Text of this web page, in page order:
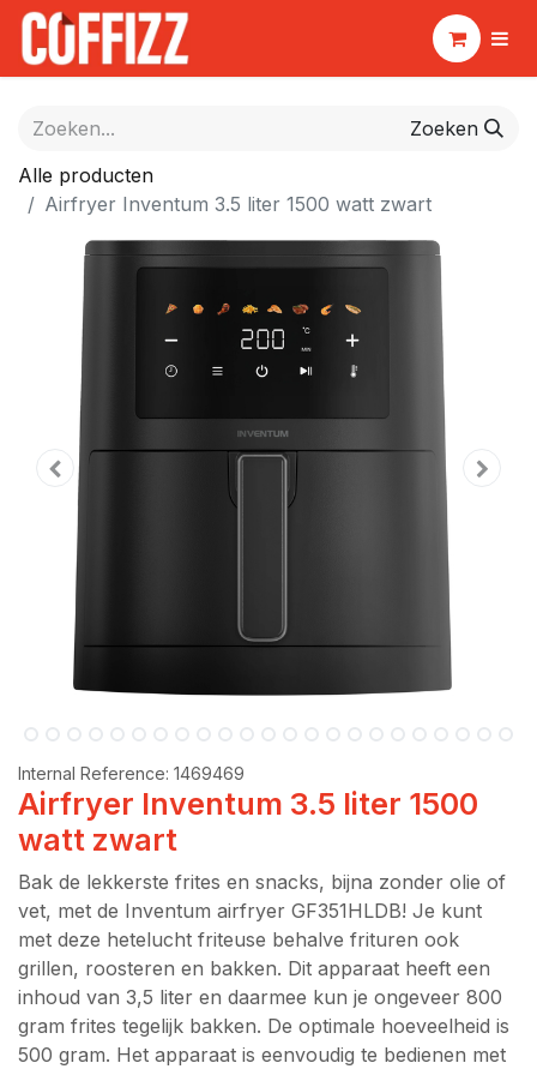
Zoeken
Alle producten
Airfryer Inventum 3.5 liter 1500 watt zwart
Internal Reference: 1469469
Airfryer Inventum 3.5 liter 1500
watt zwart
Bak de lekkerste frites en snacks, bijna zonder olie of
vet, met de Inventum airfryer GF351HLDB! Je kunt
met deze hetelucht friteuse behalve frituren ook
grillen, roosteren en bakken. Dit apparaat heeft een
inhoud van 3,5 liter en daarmee kun je ongeveer 800
gram frites tegelijk bakken. De optimale hoeveelheid is
500 gram. Het apparaat is eenvoudig te bedienen met